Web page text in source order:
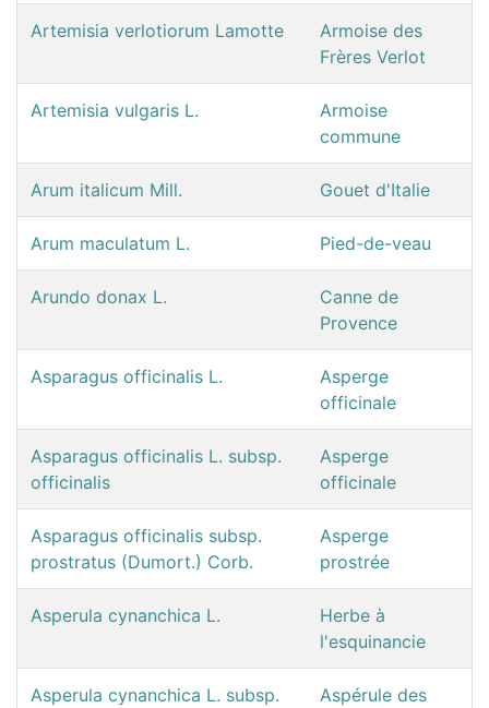
Artemisia verlotiorum Lamotte
Armoise des
Frères Verlot
Artemisia vulgaris L.
Armoise
commune
Arum italicum Mill. Gouet d'Italie
Arum maculatum L. Pied-de-veau
Arundo donax L.
Canne de
Provence
Asparagus officinalis L.
Asperge
officinale
Asparagus officinalis L. subsp.
officinalis
Asperge
officinale
Asparagus officinalis subsp.
prostratus (Dumort.) Corb.
Asperge
prostrée
Asperula cynanchica L.
Herbe à
l'esquinancie
Asperula cynanchica L. subsp.
Aspérule des